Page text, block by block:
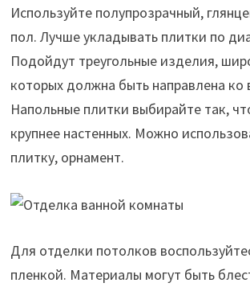
Используйте полупрозрачный,
пол. Лучше укладывать плитки по
Подойдут треугольные изделия,
которых должна быть направлена ко
Напольные плитки выбирайте так,
крупнее настенных. Можно
плитку, орнамент.
Для отделки потолков
пленкой. Материалы могут быть